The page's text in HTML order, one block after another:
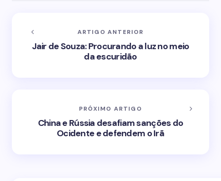
ARTIGO ANTERIOR
Jair de Souza: Procurando a luz no meio
da escuridão
PRÓXIMO ARTIGO
China e Rússia desafiam sanções do
Ocidente e defendem o Irã